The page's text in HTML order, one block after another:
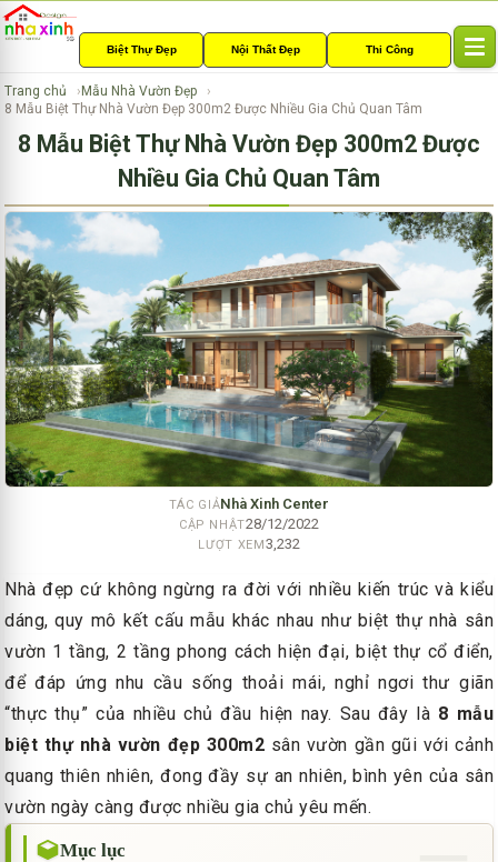
Biệt Thự Đẹp Nội Thất Đẹp Thi Công
l
a
v
g
a
t
i
o
n
Trang chủ
Mẫu Nhà Vườn Đẹp
8 Mẫu Biệt Thự Nhà Vườn Đẹp 300m2 Được Nhiều Gia Chủ Quan Tâm
8 Mẫu Biệt Thự Nhà Vườn Đẹp 300m2 Được
Nhiều Gia Chủ Quan Tâm
TÁC GIẢNhà Xinh Center
CẬP NHẬT28/12/2022
LƯỢT XEM3,232
Nhà đẹp cứ không ngừng ra đời với nhiều kiến trúc và kiểu
dáng, quy mô kết cấu mẫu khác nhau như biệt thự nhà sân
vườn 1 tầng, 2 tầng phong cách hiện đại, biệt thự cổ điển,
để đáp ứng nhu cầu sống thoải mái, nghỉ ngơi thư giãn
“thực thụ” của nhiều chủ đầu hiện nay. Sau đây là 8 mẫu
biệt thự nhà vườn đẹp 300m2 sân vườn gần gũi với cảnh
quang thiên nhiên, đong đầy sự an nhiên, bình yên của sân
vườn ngày càng được nhiều gia chủ yêu mến.
Mục lục